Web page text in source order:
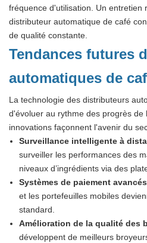
fréquence d'utilisation. Un entretien
distributeur automatique de café
de qualité constante.
Tendances futures
automatiques de
La technologie des distributeurs
d'évoluer au rythme des progrès de
innovations façonnent l'avenir du
Surveillance intelligente à
surveiller les performances des
niveaux d’ingrédients via des
Systèmes de paiement
et les portefeuilles mobiles
standard.
Amélioration de la qualité des
développent de meilleurs